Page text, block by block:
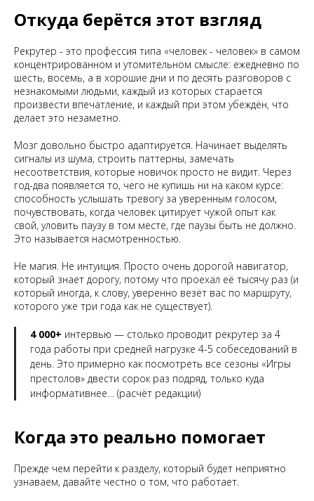
Откуда берётся этот взгляд
Рекрутер - это профессия типа «человек - человек» в самом
концентрированном и утомительном смысле: ежедневно по
шесть, восемь, а в хорошие дни и по десять разговоров с
незнакомыми людьми, каждый из которых старается
произвести впечатление, и каждый при этом убеждён, что
делает это незаметно.
Мозг довольно быстро адаптируется. Начинает выделять
сигналы из шума, строить паттерны, замечать
несоответствия, которые новичок просто не видит. Через
год-два появляется то, чего не купишь ни на каком курсе:
способность услышать тревогу за уверенным голосом,
почувствовать, когда человек цитирует чужой опыт как
свой, уловить паузу в том месте, где паузы быть не должно.
Это называется насмотренностью.
Не магия. Не интуиция. Просто очень дорогой навигатор,
который знает дорогу, потому что проехал её тысячу раз (и
который иногда, к слову, уверенно везёт вас по маршруту,
которого уже три года как не существует).
4 000+ интервью — столько проводит рекрутер за 4
года работы при средней нагрузке 4-5 собеседований в
день. Это примерно как посмотреть все сезоны «Игры
престолов» двести сорок раз подряд, только куда
информативнее… (расчёт редакции)
Когда это реально помогает
Прежде чем перейти к разделу, который будет неприятно
узнаваем, давайте честно о том, что работает.